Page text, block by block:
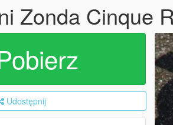
Zonda Cinque
Udostępnij